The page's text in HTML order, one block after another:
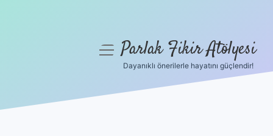
menüyüParlak Fikir Atölyesi
Dayanıklı önerilerle hayatını güçlendir!